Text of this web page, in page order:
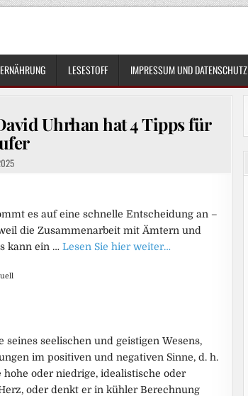
ERNÄHRUNG LESESTOFF IMPRESSUM UND DATENSCHUTZ
Uhrhan hat 4 Tipps für
es auf eine schnelle Entscheidung an –
die Zusammenarbeit mit Ämtern und
kann ein … Lesen Sie hier weiter…
seelischen und geistigen Wesens,
im positiven und negativen Sinne, d. h.
hohe oder niedrige, idealistische oder
oder denkt er in kühler Berechnung